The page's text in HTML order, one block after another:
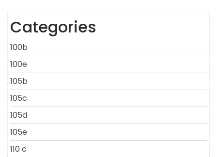
Categories
100b
100e
105b
105c
105d
105e
110 c